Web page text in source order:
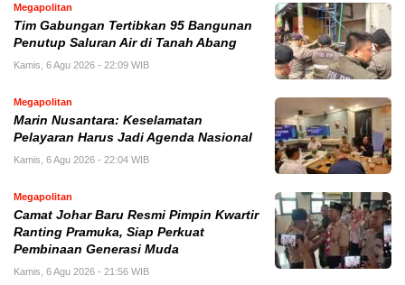
Megapolitan
Tim Gabungan Tertibkan 95 Bangunan
Penutup Saluran Air di Tanah Abang
Kamis, 6 Agu 2026 - 22:09 WIB
Megapolitan
Marin Nusantara: Keselamatan
Pelayaran Harus Jadi Agenda Nasional
Kamis, 6 Agu 2026 - 22:04 WIB
Megapolitan
Camat Johar Baru Resmi Pimpin Kwartir
Ranting Pramuka, Siap Perkuat
Pembinaan Generasi Muda
Kamis, 6 Agu 2026 - 21:56 WIB